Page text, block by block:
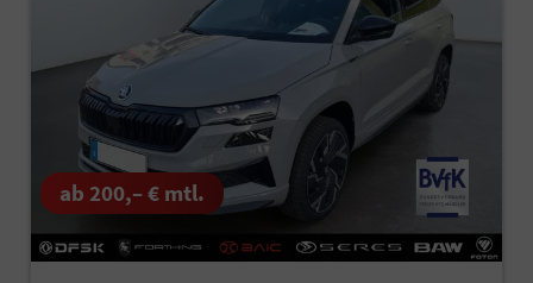
ab 200,– € mtl.